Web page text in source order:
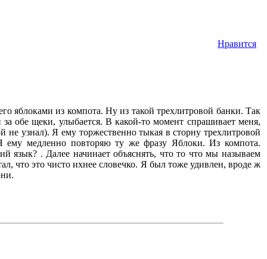
Нравится
яблоками из компота. Ну из такой трехлитровой банки. Так
обе щеки, улыбается. В какой-то момент спрашивает меня,
не узнал). Я ему торжественно тыкая в сторну трехлитровой
медленно повторяю ту же фразу Яблоки. Из компота.
язык? . Далее начинает объяснять, что то что мы называем
что это чисто ихнее словечко. Я был тоже удивлен, вроде ж